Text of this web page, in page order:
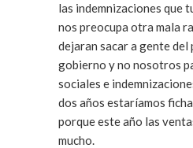
las indemnizaciones que
nos preocupa otra mala racha.
dejaran sacar a gente del
gobierno y no nosotros
sociales e
dos años estaríamos
porque este año las
mucho.